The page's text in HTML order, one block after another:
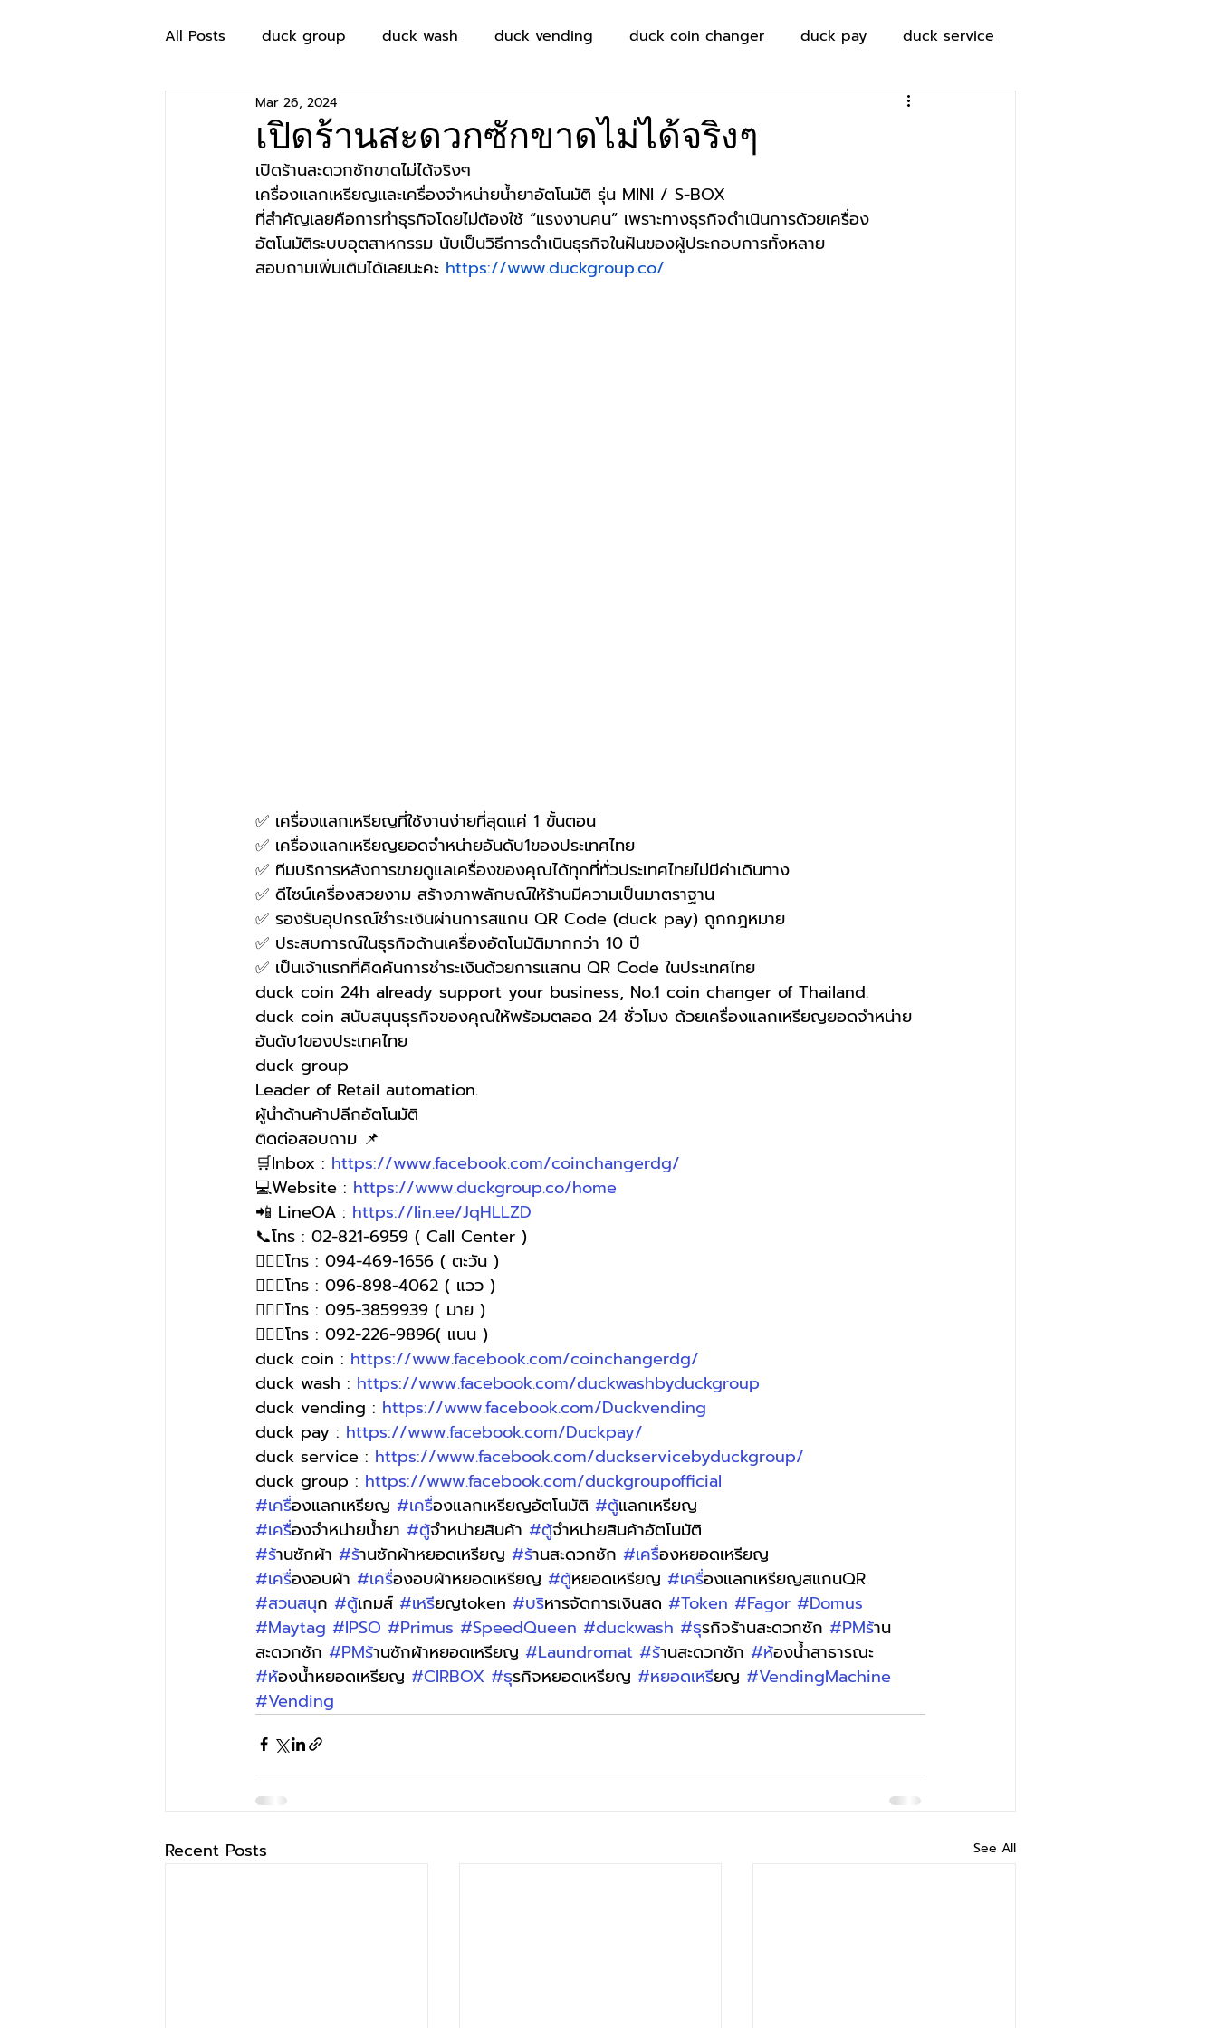
All Posts duck group duck wash duck vending duck coin changer duck pay duck service
เปิดร้านสะดวกซักขาดไม่ได้จริงๆ
Mar 26, 2024
เปิดร้านสะดวกซักขาดไม่ได้จริงๆ
เครื่องเเลกเหรียญเเละเครื่องจำหน่ายน้ำยาอัตโนมัติ รุ่น MINI / S-BOX
ที่สำคัญเลยคือการทำธุรกิจโดยไม่ต้องใช้ “แรงงานคน” เพราะทางธุรกิจดำเนินการด้วยเครื่อง
อัตโนมัติระบบอุตสาหกรรม นับเป็นวิธีการดำเนินธุรกิจในฝันของผู้ประกอบการทั้งหลาย
สอบถามเพิ่มเติมได้เลยนะคะ https://www.duckgroup.co/
✅ เครื่องแลกเหรียญที่ใช้งานง่ายที่สุดแค่ 1 ขั้นตอน
✅ เครื่องแลกเหรียญยอดจำหน่ายอันดับ1ของประเทศไทย
✅ ทีมบริการหลังการขายดูแลเครื่องของคุณได้ทุกที่ทั่วประเทศไทยไม่มีค่าเดินทาง
✅ ดีไซน์เครื่องสวยงาม สร้างภาพลักษณ์ให้ร้านมีความเป็นมาตราฐาน
✅ รองรับอุปกรณ์ชำระเงินผ่านการสแกน QR Code (duck pay) ถูกกฎหมาย
✅ ประสบการณ์ในธุรกิจด้านเครื่องอัตโนมัติมากกว่า 10 ปี
✅ เป็นเจ้าเเรกที่คิดค้นการชำระเงินด้วยการแสกน QR Code ในประเทศไทย
duck coin 24h already support your business, No.1 coin changer of Thailand.
duck coin สนับสนุนธุรกิจของคุณให้พร้อมตลอด 24 ชั่วโมง ด้วยเครื่องแลกเหรียญยอดจำหน่าย
อันดับ1ของประเทศไทย
duck group
Leader of Retail automation.
ผู้นำด้านค้าปลีกอัตโนมัติ
ติดต่อสอบถาม 📌
🛒Inbox : https://www.facebook.com/coinchangerdg/
💻Website : https://www.duckgroup.co/home
📲 LineOA : https://lin.ee/JqHLLZD
📞โทร : 02-821-6959 ( Call Center )
🙋🏻‍♀โทร : 094-469-1656 ( ตะวัน )
🙋🏻‍♀โทร : 096-898-4062 ( แวว )
🙋🏻‍♀️โทร : 095-3859939 ( มาย )
🙋🏻‍♀️โทร : 092-226-9896( แนน )
duck coin : https://www.facebook.com/coinchangerdg/
duck wash : https://www.facebook.com/duckwashbyduckgroup
duck vending : https://www.facebook.com/Duckvending
duck pay : https://www.facebook.com/Duckpay/
duck service : https://www.facebook.com/duckservicebyduckgroup/
duck group : https://www.facebook.com/duckgroupofficial
#เครื่องแลกเหรียญ #เครื่องแลกเหรียญอัตโนมัติ #ตู้แลกเหรียญ
#เครื่องจำหน่ายน้ำยา #ตู้จำหน่ายสินค้า #ตู้จำหน่ายสินค้าอัตโนมัติ
#ร้านซักผ้า #ร้านซักผ้าหยอดเหรียญ #ร้านสะดวกซัก #เครื่องหยอดเหรียญ
#เครื่องอบผ้า #เครื่องอบผ้าหยอดเหรียญ #ตู้หยอดเหรียญ #เครื่องแลกเหรียญสแกนQR
#สวนสนุก #ตู้เกมส์ #เหรียญtoken #บริหารจัดการเงินสด #Token #Fagor #Domus
#Maytag #IPSO #Primus #SpeedQueen #duckwash #ธุรกิจร้านสะดวกซัก #PMร้าน
สะดวกซัก #PMร้านซักผ้าหยอดเหรียญ #Laundromat #ร้านสะดวกซัก #ห้องน้ำสาธารณะ
#ห้องน้ำหยอดเหรียญ #CIRBOX #ธุรกิจหยอดเหรียญ #หยอดเหรียญ #VendingMachine
#Vending
Recent Posts See All